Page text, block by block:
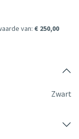
van: € 250,00
Zwart